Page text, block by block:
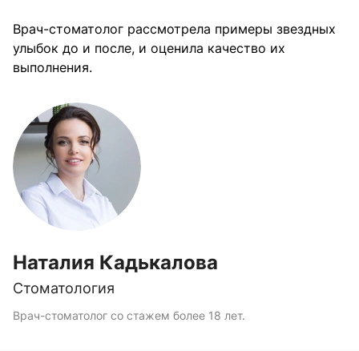
Врач-стоматолог рассмотрела примеры звездных
улыбок до и после, и оценила качество их
выполнения.
Наталия Кадькалова
Стоматология
Врач-стоматолог со стажем более 18 лет.